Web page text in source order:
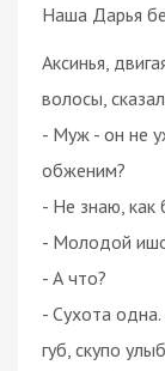
Наша Дарья
Аксинья,
волосы,
- Муж - он не
обженим?
- Не знаю, как
- Молодой
- А что?
- Сухота
губ, скупо